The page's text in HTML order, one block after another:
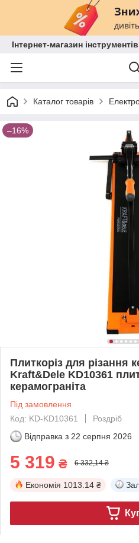
Інтернет-магазин
Каталог товарів
–16%
Плиткоріз для різання
Kraft&Dele KD10361
керамограніта
Під замовлення
Код: KD-KD10361
Роздріб
Відправка з 22 серпня 2026
5 319 ₴ 6 332,14 ₴
Економія 1013.14 ₴